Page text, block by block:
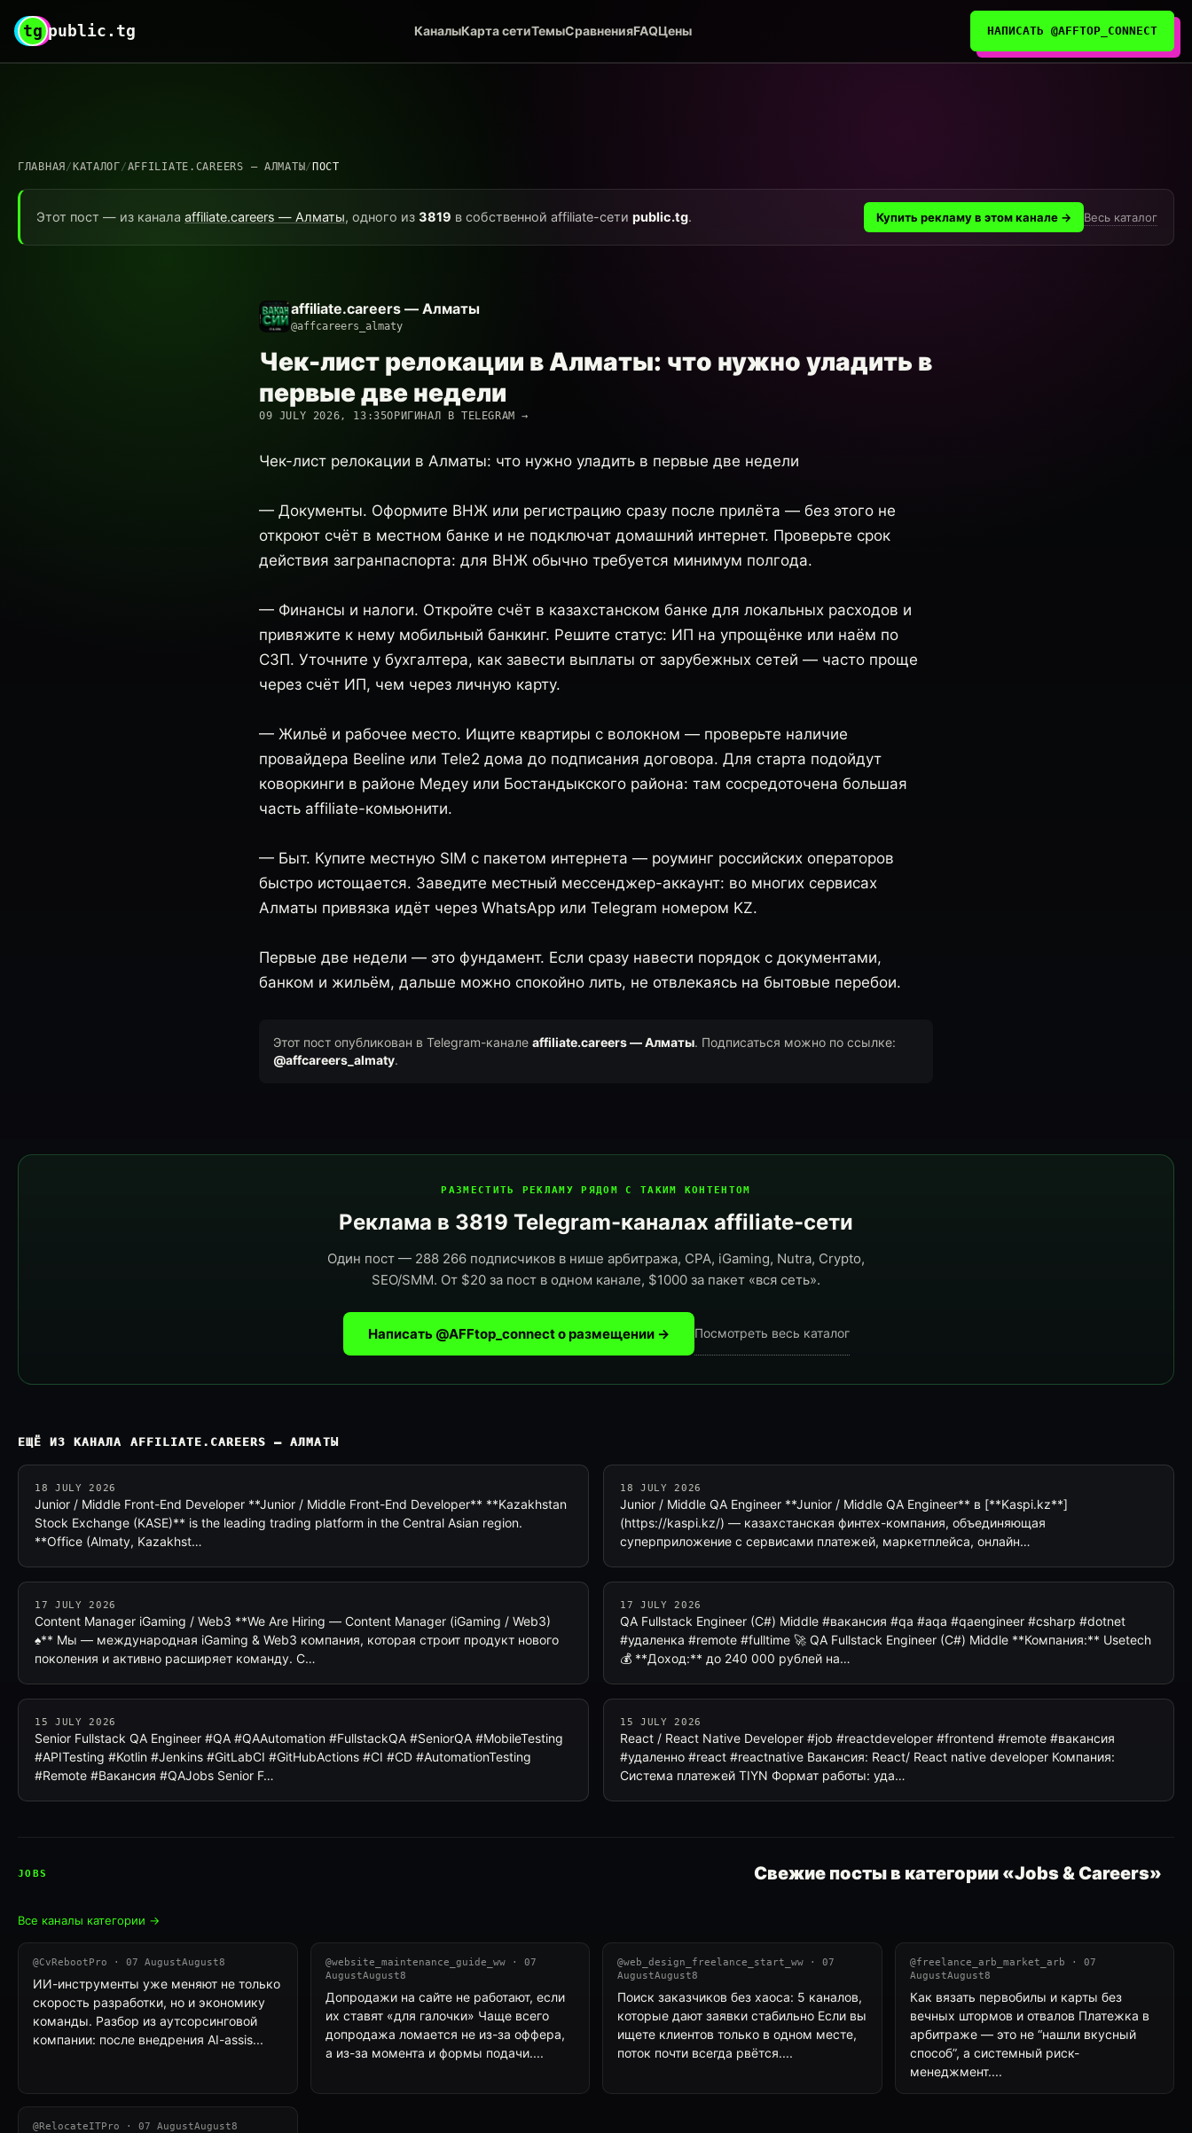
tg public.tg КаналыКарта сетиТемыСравненияFAQЦены НАПИСАТЬ @AFFTOP_CONNECT
ГЛАВНАЯ / КАТАЛОГ/AFFILIATE.CAREERS — АЛМАТЫ / ПОСТ
Этот пост — из канала affiliate.careers — Алматы, одного из 3819 в собственной affiliate-сети public.tg. Купить рекламу в этом канале → Весь каталог
affiliate.careers — Алматы
@affcareers_almaty
Чек-лист релокации в Алматы: что нужно уладить в
первые две недели
09 JULY 2026, 13:35ОРИГИНАЛ В TELEGRAM →
Чек-лист релокации в Алматы: что нужно уладить в первые две недели
— Документы. Оформите ВНЖ или регистрацию сразу после прилёта — без этого не
откроют счёт в местном банке и не подключат домашний интернет. Проверьте срок
действия загранпаспорта: для ВНЖ обычно требуется минимум полгода.
— Финансы и налоги. Откройте счёт в казахстанском банке для локальных расходов и
привяжите к нему мобильный банкинг. Решите статус: ИП на упрощёнке или наём по
СЗП. Уточните у бухгалтера, как завести выплаты от зарубежных сетей — часто проще
через счёт ИП, чем через личную карту.
— Жильё и рабочее место. Ищите квартиры с волокном — проверьте наличие
провайдера Beeline или Tele2 дома до подписания договора. Для старта подойдут
коворкинги в районе Медеу или Бостандыкского района: там сосредоточена большая
часть affiliate-комьюнити.
— Быт. Купите местную SIM с пакетом интернета — роуминг российских операторов
быстро истощается. Заведите местный мессенджер-аккаунт: во многих сервисах
Алматы привязка идёт через WhatsApp или Telegram номером KZ.
Первые две недели — это фундамент. Если сразу навести порядок с документами,
банком и жильём, дальше можно спокойно лить, не отвлекаясь на бытовые перебои.
Этот пост опубликован в Telegram-канале affiliate.careers — Алматы. Подписаться можно по ссылке:
@affcareers_almaty.
РАЗМЕСТИТЬ РЕКЛАМУ РЯДОМ С ТАКИМ КОНТЕНТОМ
Реклама в 3819 Telegram-каналах affiliate-сети
Один пост — 288 266 подписчиков в нише арбитража, CPA, iGaming, Nutra, Crypto,
SEO/SMM. От $20 за пост в одном канале, $1000 за пакет «вся сеть».
Написать @AFFtop_connect о размещении → Посмотреть весь каталог
ЕЩЁ ИЗ КАНАЛА AFFILIATE.CAREERS — АЛМАТЫ
18 JULY 2026
Junior / Middle Front-End Developer **Junior / Middle Front-End Developer** **Kazakhstan
Stock Exchange (KASE)** is the leading trading platform in the Central Asian region.
**Office (Almaty, Kazakhst…
18 JULY 2026
Junior / Middle QA Engineer **Junior / Middle QA Engineer** в [**Kaspi.kz**]
(https://kaspi.kz/) — казахстанская финтех-компания, объединяющая
суперприложение с сервисами платежей, маркетплейса, онлайн…
17 JULY 2026
Content Manager iGaming / Web3 **We Are Hiring — Content Manager (iGaming / Web3)
♠** Мы — международная iGaming & Web3 компания, которая строит продукт нового
поколения и активно расширяет команду. С…
17 JULY 2026
QA Fullstack Engineer (C#) Middle #вакансия #qa #aqa #qaengineer #csharp #dotnet
#удаленка #remote #fulltime 🚀 QA Fullstack Engineer (C#) Middle **Компания:** Usetech
💰 **Доход:** до 240 000 рублей на…
15 JULY 2026
Senior Fullstack QA Engineer #QA #QAAutomation #FullstackQA #SeniorQA #MobileTesting
#APITesting #Kotlin #Jenkins #GitLabCI #GitHubActions #CI #CD #AutomationTesting
#Remote #Вакансия #QAJobs Senior F…
15 JULY 2026
React / React Native Developer #job #reactdeveloper #frontend #remote #вакансия
#удаленно #react #reactnative Вакансия: React/ React native developer Компания:
Система платежей TIYN Формат работы: уда…
JOBS Свежие посты в категории «Jobs & Careers»
Все каналы категории →
@CvRebootPro · 07 AugustAugust8
ИИ-инструменты уже меняют не только
скорость разработки, но и экономику
команды. Разбор из аутсорсинговой
компании: после внедрения AI-assis...
@website_maintenance_guide_ww · 07
AugustAugust8
Допродажи на сайте не работают, если
их ставят «для галочки» Чаще всего
допродажа ломается не из-за оффера,
а из-за момента и формы подачи....
@web_design_freelance_start_ww · 07
AugustAugust8
Поиск заказчиков без хаоса: 5 каналов,
которые дают заявки стабильно Если вы
ищете клиентов только в одном месте,
поток почти всегда рвётся....
@freelance_arb_market_arb · 07
AugustAugust8
Как вязать первобилы и карты без
вечных штормов и отвалов Платежка в
арбитраже — это не “нашли вкусный
способ”, а системный риск-
менеджмент....
@RelocateITPro · 07 AugustAugust8